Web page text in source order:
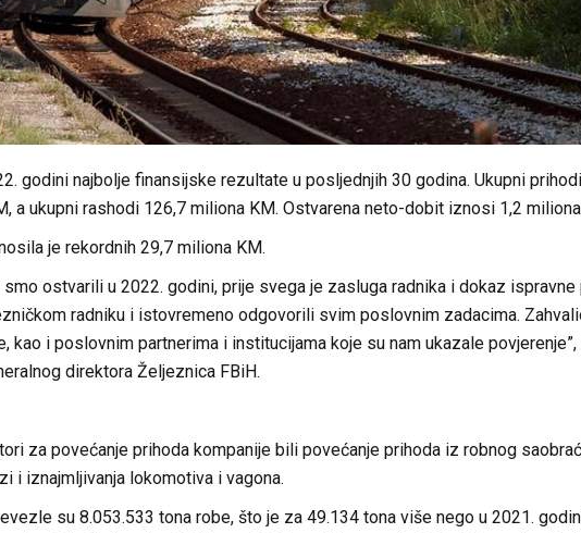
godini najbolje finansijske rezultate u posljednjih 30 godina. Ukupni
a ukupni rashodi 126,7 miliona KM. Ostvarena neto-dobit iznosi 1,2
je rekordnih 29,7 miliona KM.
ostvarili u 2022. godini, prije svega je zasluga radnika i dokaz
radniku i istovremeno odgovorili svim poslovnim zadacima.
kao i poslovnim partnerima i institucijama koje su nam ukazale
direktora Željeznica FBiH.
za povećanje prihoda kompanije bili povećanje prihoda iz robnog
i iznajmljivanja lokomotiva i vagona.
su 8.053.533 tona robe, što je za 49.134 tona više nego u 2021.